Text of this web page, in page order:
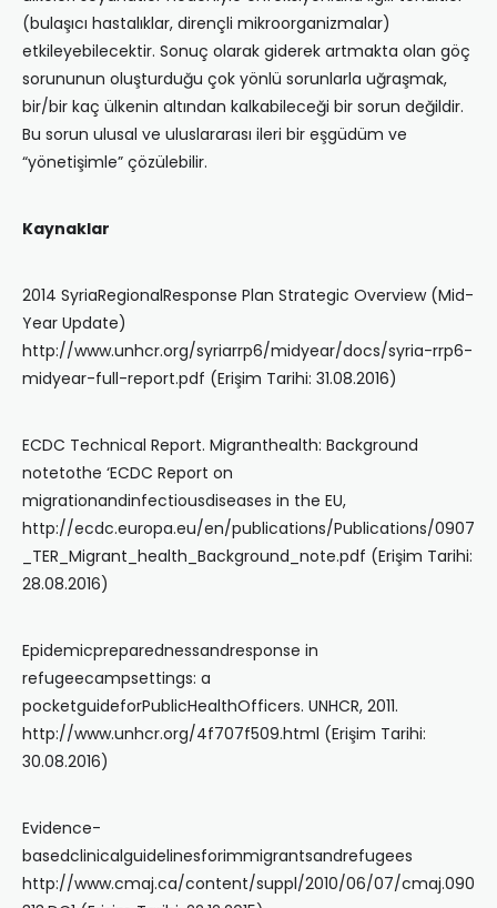
(bulaşıcı hastalıklar, dirençli mikroorganizmalar)
etkileyebilecektir. Sonuç olarak giderek artmakta olan göç
sorununun oluşturduğu çok yönlü sorunlarla uğraşmak,
bir/bir kaç ülkenin altından kalkabileceği bir sorun değildir.
Bu sorun ulusal ve uluslararası ileri bir eşgüdüm ve
“yönetişimle” çözülebilir.
Kaynaklar
2014 SyriaRegionalResponse Plan Strategic Overview (Mid-
Year Update)
http://www.unhcr.org/syriarrp6/midyear/docs/syria-rrp6-
midyear-full-report.pdf (Erişim Tarihi: 31.08.2016)
ECDC Technical Report. Migranthealth: Background
notetothe ‘ECDC Report on
migrationandinfectiousdiseases in the EU,
http://ecdc.europa.eu/en/publications/Publications/0907
_TER_Migrant_health_Background_note.pdf (Erişim Tarihi:
28.08.2016)
Epidemicpreparednessandresponse in
refugeecampsettings: a
pocketguideforPublicHealthOfficers. UNHCR, 2011.
http://www.unhcr.org/4f707f509.html (Erişim Tarihi:
30.08.2016)
Evidence-
basedclinicalguidelinesforimmigrantsandrefugees
http://www.cmaj.ca/content/suppl/2010/06/07/cmaj.090